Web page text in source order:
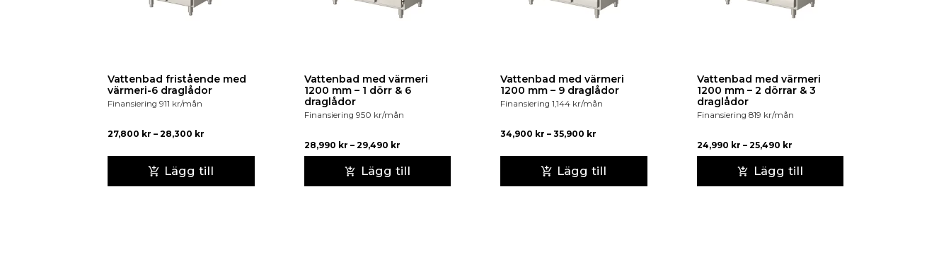
Vattenbad fristående med
värmeri-6 draglådor
Finansiering 911 kr/mån
27,800 kr – 28,300 kr
Lägg till
Vattenbad med värmeri
1200 mm – 1 dörr & 6
draglådor
Finansiering 950 kr/mån
28,990 kr – 29,490 kr
Lägg till
Vattenbad med värmeri
1200 mm – 9 draglådor
Finansiering 1,144 kr/mån
34,900 kr – 35,900 kr
Lägg till
Vattenbad med värmeri
1200 mm – 2 dörrar & 3
draglådor
Finansiering 819 kr/mån
24,990 kr – 25,490 kr
Lägg till